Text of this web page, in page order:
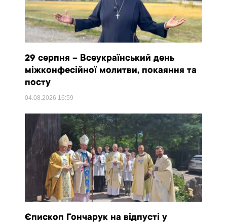
29 серпня – Всеукраїнський день
міжконфесійної молитви, покаяння та
посту
04.08.2026 16:59
Єпископ Гончарук на відпусті у